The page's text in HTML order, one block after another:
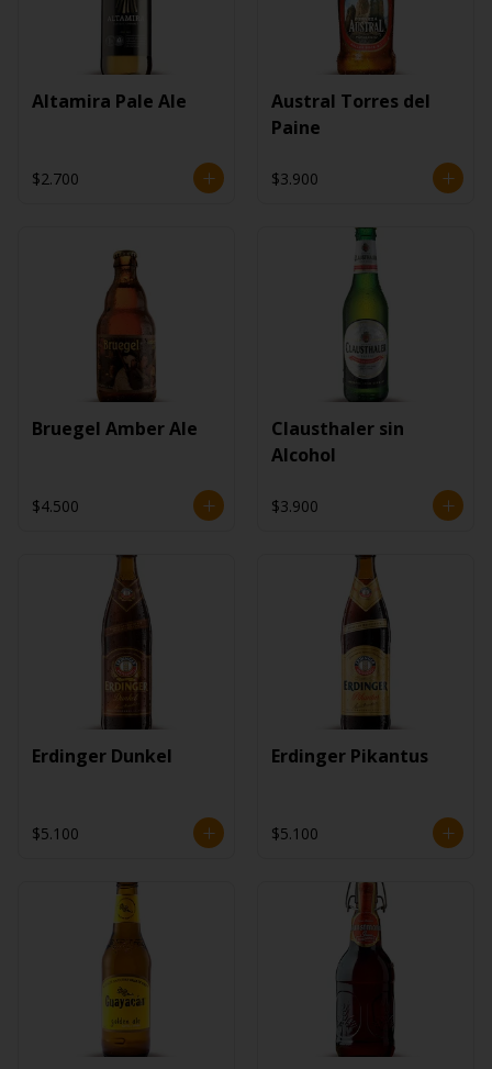
Altamira Pale Ale
$2.700
Austral Torres del
Paine
$3.900
Bruegel Amber Ale
$4.500
Clausthaler sin
Alcohol
$3.900
Erdinger Dunkel
$5.100
Erdinger Pikantus
$5.100